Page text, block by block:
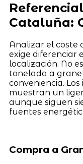
Cataluña:
Analizar el coste
exige diferenciar
localización. No
tonelada a
conveniencia.
muestran un
aunque siguen
fuentes
Compra a